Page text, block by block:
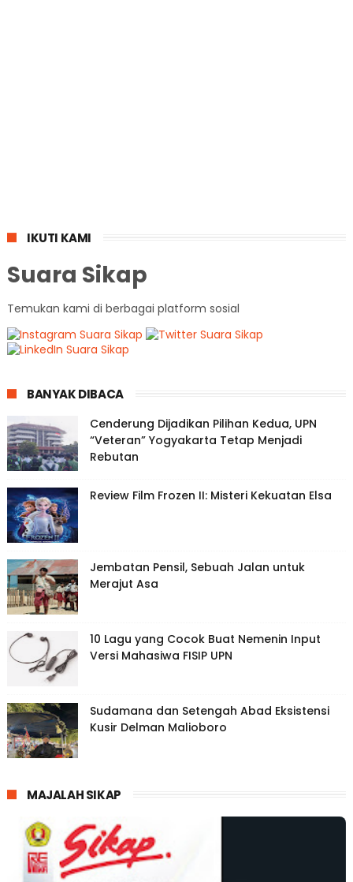
IKUTI KAMI
Suara Sikap
Temukan kami di berbagai platform sosial
BANYAK DIBACA
Cenderung Dijadikan Pilihan Kedua, UPN
“Veteran” Yogyakarta Tetap Menjadi
Rebutan
Review Film Frozen II: Misteri Kekuatan Elsa
Jembatan Pensil, Sebuah Jalan untuk
Merajut Asa
10 Lagu yang Cocok Buat Nemenin Input
Versi Mahasiwa FISIP UPN
Sudamana dan Setengah Abad Eksistensi
Kusir Delman Malioboro
MAJALAH SIKAP